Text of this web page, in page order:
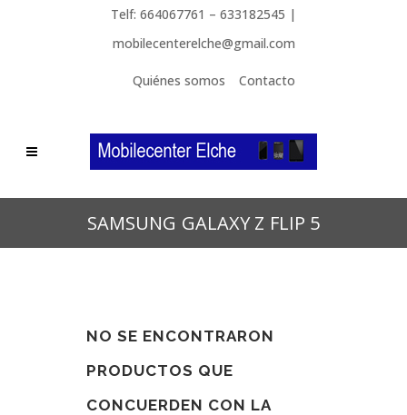
Telf: 664067761 – 633182545 |
mobilecenterelche@gmail.com
Quiénes somos Contacto
SAMSUNG GALAXY Z FLIP 5
NO SE ENCONTRARON
PRODUCTOS QUE
CONCUERDEN CON LA